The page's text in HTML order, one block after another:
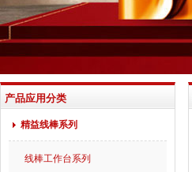
产品应用分类
精益线棒系列
线棒工作台系列